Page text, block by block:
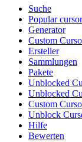
Suche
Popular
Generator
Custom
Ersteller
Sammlungen
Pakete
Unblocked
Unblocked
Custom
Unblock
Hilfe
Bewerten